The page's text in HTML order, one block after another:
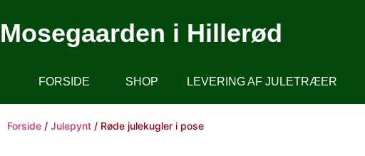
Mosegaarden i Hillerød
FORSIDE SHOP LEVERING AF JULETRÆER
Forside / Julepynt / Røde julekugler i pose